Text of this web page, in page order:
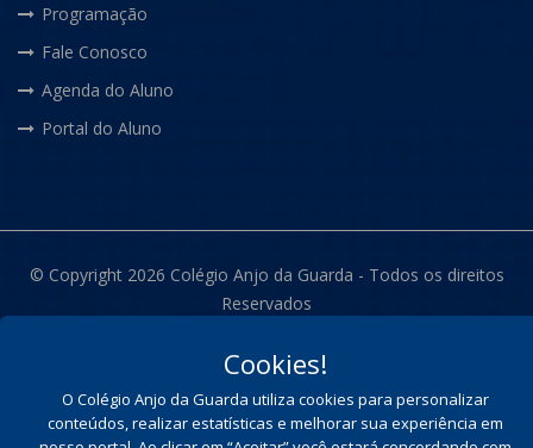
Programação
Fale Conosco
Agenda do Aluno
Portal do Aluno
© Copyright 2026 Colégio Anjo da Guarda - Todos os direitos
Reservados
Cookies!
O Colégio Anjo da Guarda utiliza cookies para personalizar
conteúdos, realizar estatísticas e melhorar sua experiência em